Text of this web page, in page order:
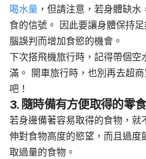
喝水量 ，但請注意，若身體缺
食的信號。 因此要讓身體保持
腦誤判而增加食慾的機會。
下次搭飛機旅行時，記得帶個空
滿。 開車旅行時，也別再去超
吧！
3. 隨時備有方便取得的零食
若身邊備著容易取得的食物，就
伸對食物高度的慾望，而且過度
取過量的食物。